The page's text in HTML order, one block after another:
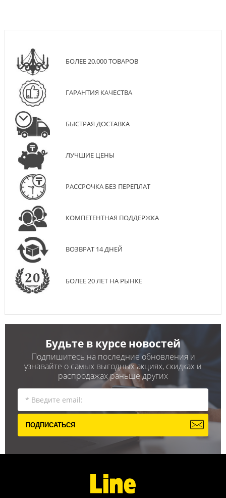
БОЛЕЕ 20.000 ТОВАРОВ
ГАРАНТИЯ КАЧЕСТВА
БЫСТРАЯ ДОСТАВКА
ЛУЧШИЕ ЦЕНЫ
РАССРОЧКА БЕЗ ПЕРЕПЛАТ
КОМПЕТЕНТНАЯ ПОДДЕРЖКА
ВОЗВРАТ 14 ДНЕЙ
БОЛЕЕ 20 ЛЕТ НА РЫНКЕ
Будьте в курсе новостей
Подпишитесь на последние обновления и
узнавайте о самых выгодных акциях, скидках и
распродажах раньше других
ПОДПИСАТЬСЯ